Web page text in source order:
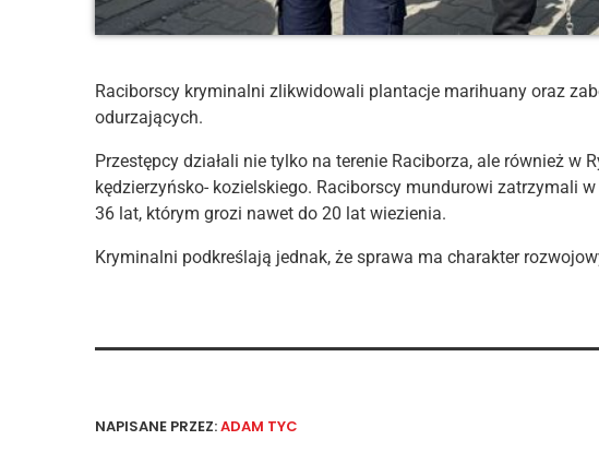
Raciborscy kryminalni zlikwidowali plantacje marihuany oraz
odurzających.
Przestępcy działali nie tylko na terenie Raciborza, ale również w
kędzierzyńsko- kozielskiego. Raciborscy mundurowi zatrzymali
36 lat, którym grozi nawet do 20 lat wiezienia.
Kryminalni podkreślają jednak, że sprawa ma charakter
NAPISANE PRZEZ:ADAM TYC